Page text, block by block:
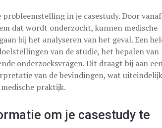
in je casestudy. Door
dat wordt onderzocht, kunnen medische
bij het analyseren van het geval. Een
van de studie, het bepalen van
onderzoeksvragen. Dit draagt bij aan
van de bevindingen, wat
praktijk.
om je casestudy te